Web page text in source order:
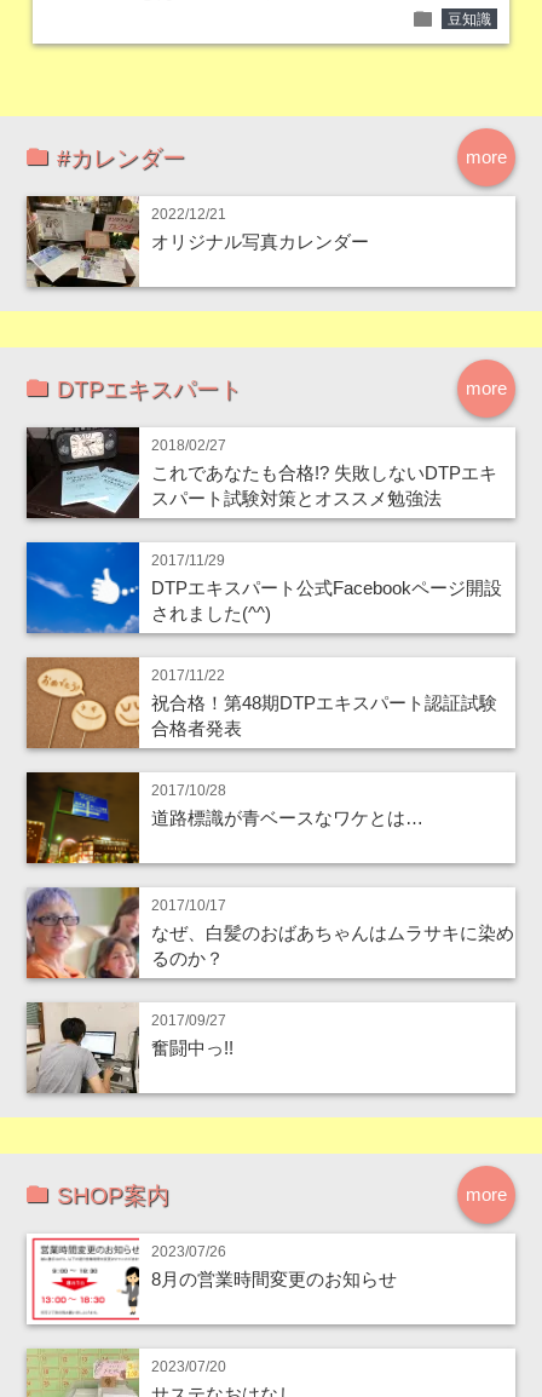
folder 豆知識
more
#カレンダー
2022/12/21
オリジナル写真カレンダー
more
DTPエキスパート
2018/02/27
これであなたも合格!? 失敗しないDTPエキ
スパート試験対策とオススメ勉強法
2017/11/29
DTPエキスパート公式Facebookページ開設
されました(^^)
2017/11/22
祝合格！第48期DTPエキスパート認証試験
合格者発表
2017/10/28
道路標識が青ベースなワケとは…
2017/10/17
なぜ、白髪のおばあちゃんはムラサキに染め
るのか？
2017/09/27
奮闘中っ!!
more
SHOP案内
2023/07/26
8月の営業時間変更のお知らせ
2023/07/20